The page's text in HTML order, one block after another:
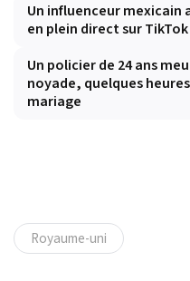
Un influenceur
en plein direct sur TikTok
Un policier de 24 ans
noyade, quelques
mariage
Royaume-uni